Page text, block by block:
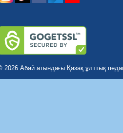
2026 Абай атындағы Қазақ ұлттық